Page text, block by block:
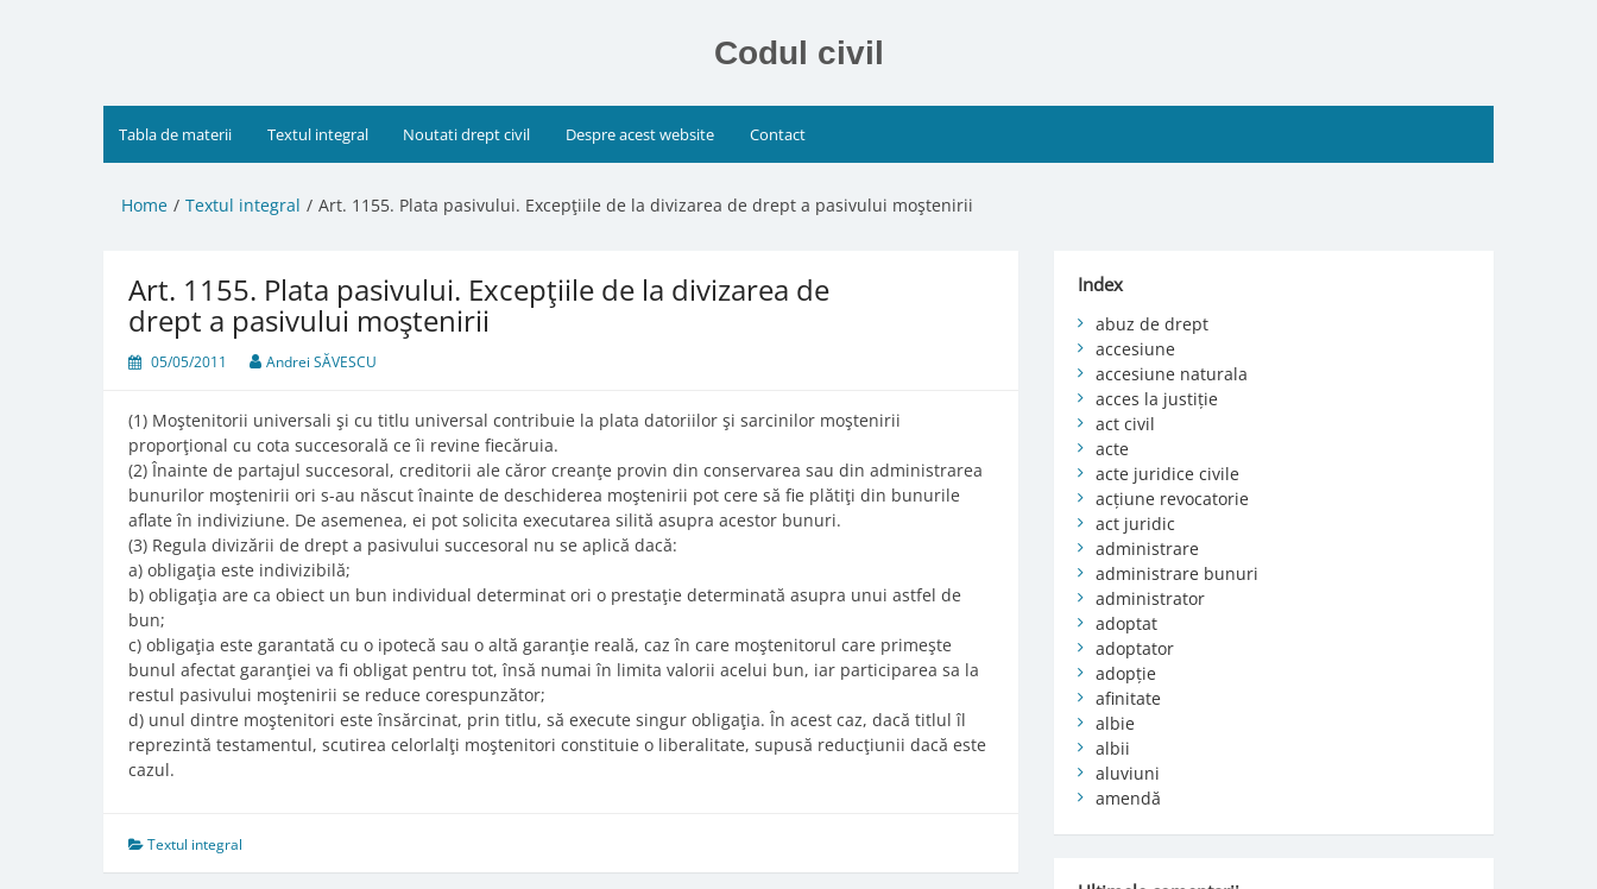
Codul civil
Tabla de materii Textul integral Noutati drept civil Despre acest website Contact
Home Textul integral Art. 1155. Plata pasivului. Excepţiile de la divizarea de drept a pasivului moştenirii
Art. 1155. Plata pasivului. Excepţiile de la divizarea de
drept a pasivului moştenirii
05/05/2011 Andrei SĂVESCU
(1) Moştenitorii universali şi cu titlu universal contribuie la plata datoriilor şi sarcinilor moştenirii
proporţional cu cota succesorală ce îi revine fiecăruia.
(2) Înainte de partajul succesoral, creditorii ale căror creanţe provin din conservarea sau din administrarea
bunurilor moştenirii ori s-au născut înainte de deschiderea moştenirii pot cere să fie plătiţi din bunurile
aflate în indiviziune. De asemenea, ei pot solicita executarea silită asupra acestor bunuri.
(3) Regula divizării de drept a pasivului succesoral nu se aplică dacă:
a) obligaţia este indivizibilă;
b) obligaţia are ca obiect un bun individual determinat ori o prestaţie determinată asupra unui astfel de
bun;
c) obligaţia este garantată cu o ipotecă sau o altă garanţie reală, caz în care moştenitorul care primeşte
bunul afectat garanţiei va fi obligat pentru tot, însă numai în limita valorii acelui bun, iar participarea sa la
restul pasivului moştenirii se reduce corespunzător;
d) unul dintre moştenitori este însărcinat, prin titlu, să execute singur obligaţia. În acest caz, dacă titlul îl
reprezintă testamentul, scutirea celorlalţi moştenitori constituie o liberalitate, supusă reducţiunii dacă este
cazul.
Textul integral
Index
abuz de drept
accesiune
accesiune naturala
acces la justiție
act civil
acte
acte juridice civile
acțiune revocatorie
act juridic
administrare
administrare bunuri
administrator
adoptat
adoptator
adopție
afinitate
albie
albii
aluviuni
amendă